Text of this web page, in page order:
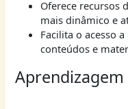
Oferece recursos
mais dinâmico e
Facilita o acesso
conteúdos e